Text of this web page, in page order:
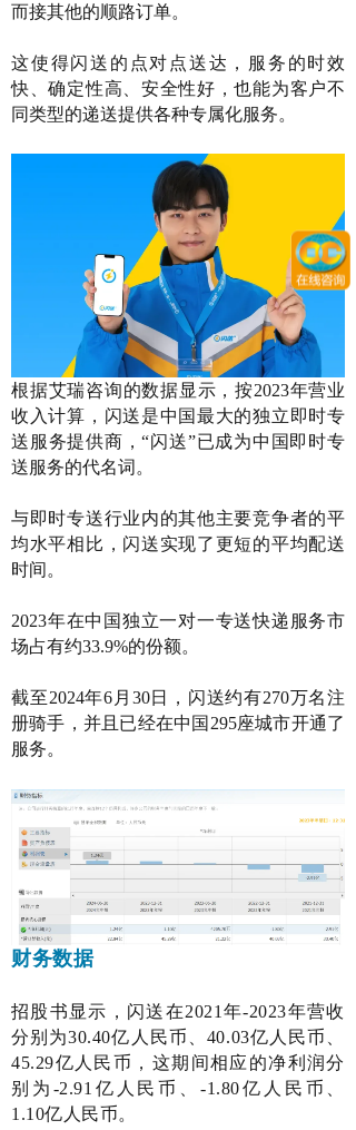
而接其他的顺路订单。
这使得闪送的点对点送达，服务的时效
快、确定性高、安全性好，也能为客户不
同类型的递送提供各种专属化服务。
根据艾瑞咨询的数据显示，按2023年营业
收入计算，闪送是中国最大的独立即时专
送服务提供商，“闪送”已成为中国即时专
送服务的代名词。
与即时专送行业内的其他主要竞争者的平
均水平相比，闪送实现了更短的平均配送
时间。
2023年在中国独立一对一专送快递服务市
场占有约33.9%的份额。
截至2024年6月30日，闪送约有270万名注
册骑手，并且已经在中国295座城市开通了
服务。
财务数据
招股书显示， 闪送在2021年-2023年营收
分别为30.40亿人民币、40.03亿人民币
45.29亿人民币 ，这期间相应的净利润分
别为-2.91亿人民币、-1.80亿人民币
1.10亿人民币。